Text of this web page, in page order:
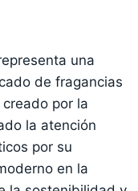
una
de fragancias
por la
la atención
por su
en la